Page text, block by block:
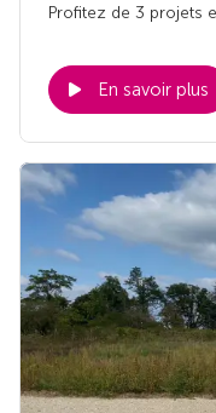
Profitez de 3 projets
En savoir plus